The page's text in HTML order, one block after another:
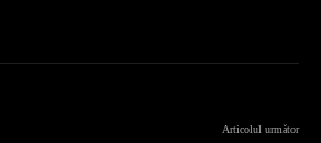
Articolul următor